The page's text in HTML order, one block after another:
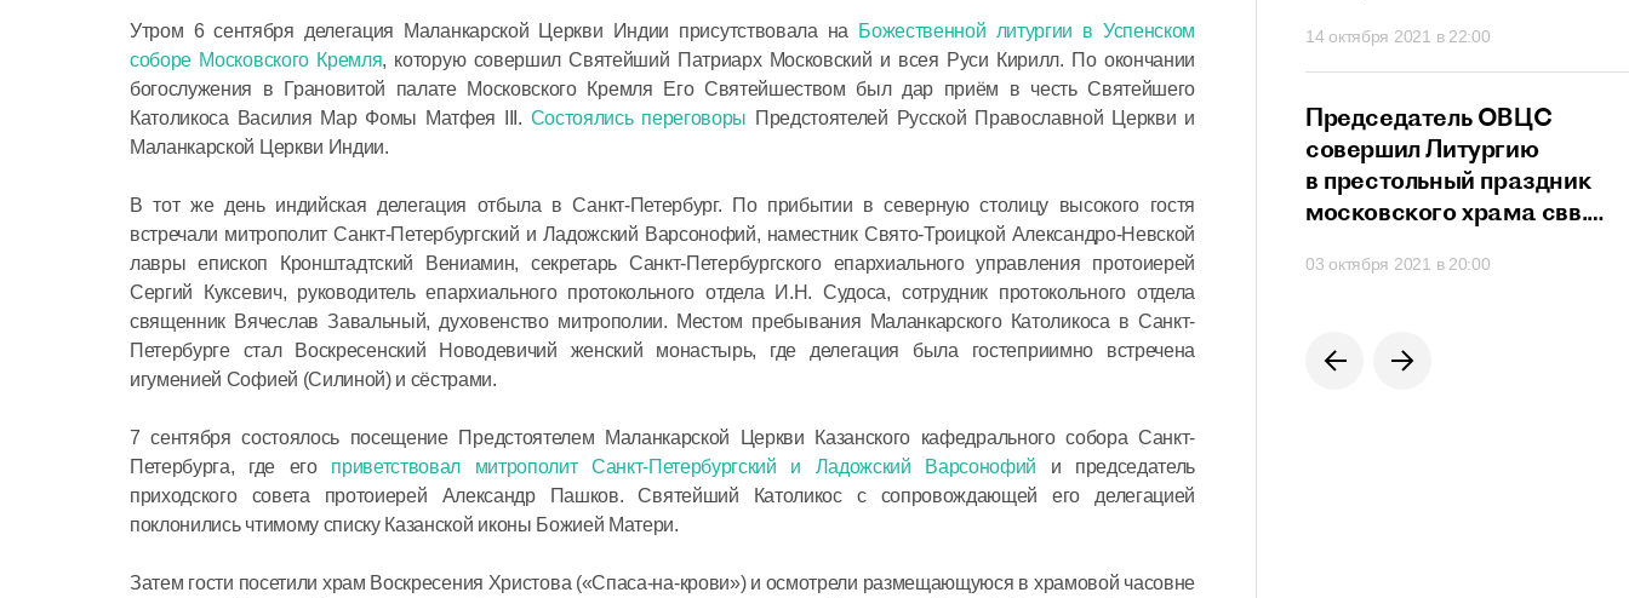
Утром 6 сентября делегация Маланкарской Церкви Индии присутствовала на
Божественной литургии в Успенском
соборе Московского Кремля, которую совершил Святейший Патриарх Московский и всея Руси Кирилл. По окончании
богослужения в Грановитой палате Московского Кремля Его Святейшеством был дар приём в честь Святейшего
Католикоса Василия Мар Фомы Матфея III. Состоялись переговоры Предстоятелей Русской Православной Церкви и
Маланкарской Церкви Индии.
В тот же день индийская делегация отбыла в Санкт-Петербург. По прибытии в северную столицу высокого гостя
встречали митрополит Санкт-Петербургский и Ладожский Варсонофий, наместник Свято-Троицкой Александро-Невской
лавры епископ Кронштадтский Вениамин, секретарь Санкт-Петербургского епархиального управления протоиерей
Сергий Куксевич, руководитель епархиального протокольного отдела И.Н. Судоса, сотрудник протокольного отдела
священник Вячеслав Завальный, духовенство митрополии. Местом пребывания Маланкарского Католикоса в Санкт-
Петербурге стал Воскресенский Новодевичий женский монастырь, где делегация была гостеприимно встречена
игуменией Софией (Силиной) и сёстрами.
7 сентября состоялось посещение Предстоятелем Маланкарской Церкви Казанского кафедрального собора Санкт-
Петербурга, где его приветствовал митрополит Санкт-Петербургский и Ладожский Варсонофий и председатель
приходского совета протоиерей Александр Пашков. Святейший Католикос с сопровождающей его делегацией
поклонились чтимому списку Казанской иконы Божией Матери.
Затем гости посетили храм Воскресения Христова («Спаса-на-крови») и осмотрели размещающуюся в храмовой часовне
31 января 2021 в 20:26
Митрополит Иларион:
способности
24 января 2021 в 21:20
Божией
14 октября 2021 в 22:00
Председатель ОВЦС
совершил Литургию
в престольный праздник
московского храма свв.
и Феодора
03 октября 2021 в 20:00